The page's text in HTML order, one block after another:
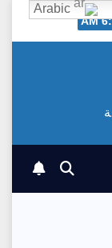
Arabic